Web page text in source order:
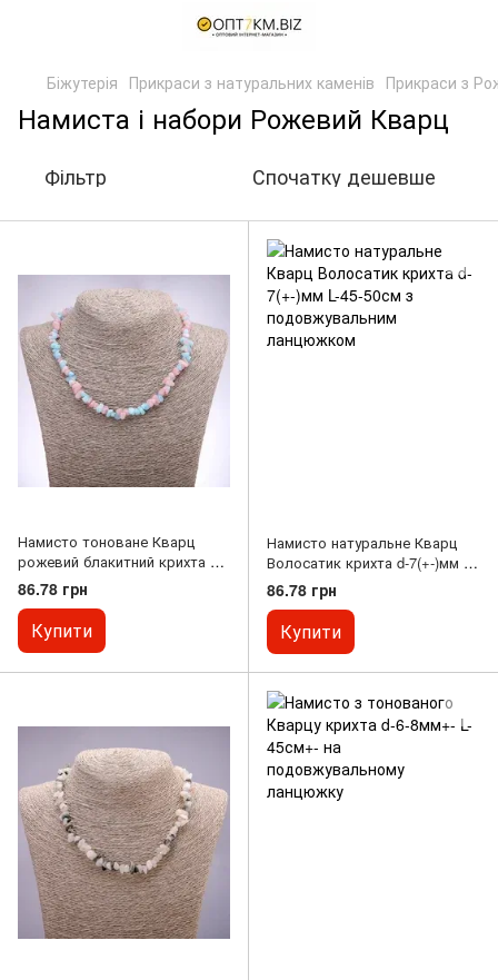
Біжутерія Прикраси з натуральних каменів Прикраси з
Намиста і набори Рожевий Кварц
Фільтр Спочатку дешевше
Намисто тоноване Кварц
рожевий блакитний крихта d-
7+-мм L-42-48см
86.78 грн
Купити
Намисто натуральне Кварц
Волосатик крихта d-7(+-)мм L-
45-50см з подовжувальним
ланцюжком
86.78 грн
Купити